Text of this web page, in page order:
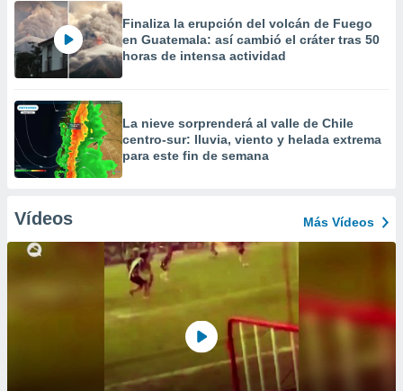
Finaliza la erupción del volcán de Fuego
en Guatemala: así cambió el cráter tras 50
horas de intensa actividad
La nieve sorprenderá al valle de Chile
centro-sur: lluvia, viento y helada extrema
para este fin de semana
Vídeos Más Vídeos